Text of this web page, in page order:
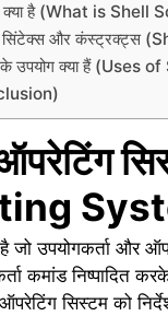
क्या है (What is Shell
सिंटेक्स और
के उपयोग क्या हैं
जो उपयोगकर्ता और
कमांड निष्पादित
सिस्टम को